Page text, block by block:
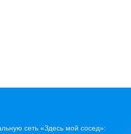
сеть «Здесь мой сосед»: